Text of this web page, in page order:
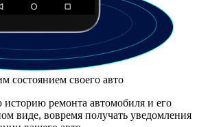
состоянием своего авто
ремонта автомобиля и его
виде, вовремя получать уведомления